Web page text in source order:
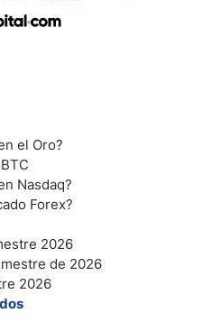
el Oro?
Nasdaq?
Forex?
2026
de 2026
2026